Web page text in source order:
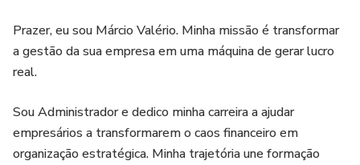
de verdade nos próximos 90 dias.
Prazer, eu sou Márcio Valério. Minha missão é transformar
a gestão da sua empresa em uma máquina de gerar lucro
real.
Sou Administrador e dedico minha carreira a ajudar
empresários a transformarem o caos financeiro em
organização estratégica. Minha trajetória une formação